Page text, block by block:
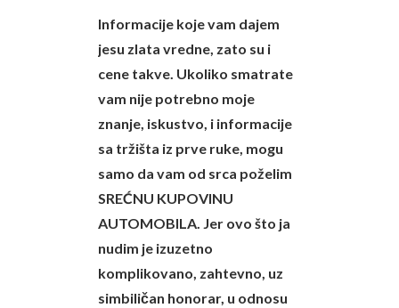
Informacije koje vam dajem
jesu zlata vredne, zato su i
cene takve. Ukoliko smatrate
vam nije potrebno moje
znanje, iskustvo, i informacije
sa tržišta iz prve ruke, mogu
samo da vam od srca poželim
SREĆNU KUPOVINU
AUTOMOBILA. Jer ovo što ja
nudim je izuzetno
komplikovano, zahtevno, uz
simbiličan honorar, u odnosu